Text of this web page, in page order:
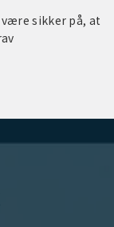
sikker på, at